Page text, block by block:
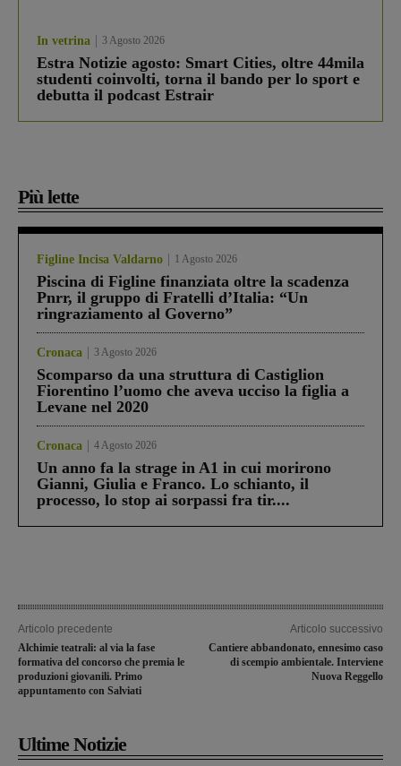
In vetrina 3 Agosto 2026
Estra Notizie agosto: Smart Cities, oltre 44mila
studenti coinvolti, torna il bando per lo sport e
debutta il podcast Estrair
Più lette
Figline Incisa Valdarno 1 Agosto 2026
Piscina di Figline finanziata oltre la scadenza
Pnrr, il gruppo di Fratelli d’Italia: “Un
ringraziamento al Governo”
Cronaca 3 Agosto 2026
Scomparso da una struttura di Castiglion
Fiorentino l’uomo che aveva ucciso la figlia a
Levane nel 2020
Cronaca 4 Agosto 2026
Un anno fa la strage in A1 in cui morirono
Gianni, Giulia e Franco. Lo schianto, il
processo, lo stop ai sorpassi fra tir....
Articolo precedente
Alchimie teatrali: al via la fase
formativa del concorso che premia le
produzioni giovanili. Primo
appuntamento con Salviati
Articolo successivo
Cantiere abbandonato, ennesimo caso
di scempio ambientale. Interviene
Nuova Reggello
Ultime Notizie